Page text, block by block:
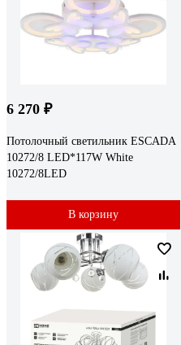
6 270 ₽
Потолочный светильник ESCADA
10272/8 LED*117W White
10272/8LED
В корзину